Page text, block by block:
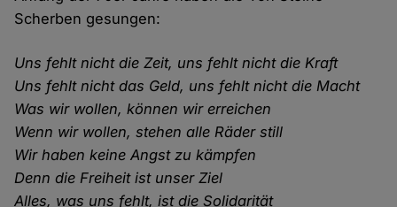
Scherben gesungen:
Uns fehlt nicht die Zeit, uns fehlt nicht die Kraft
Uns fehlt nicht das Geld, uns fehlt nicht die Macht
Was wir wollen, können wir erreichen
Wenn wir wollen, stehen alle Räder still
Wir haben keine Angst zu kämpfen
Denn die Freiheit ist unser Ziel
Alles, was uns fehlt, ist die Solidarität